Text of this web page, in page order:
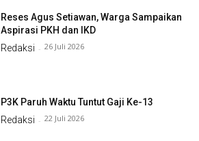
Reses Agus Setiawan, Warga Sampaikan
Aspirasi PKH dan IKD
Redaksi - 26 Juli 2026
P3K Paruh Waktu Tuntut Gaji Ke-13
Redaksi - 22 Juli 2026